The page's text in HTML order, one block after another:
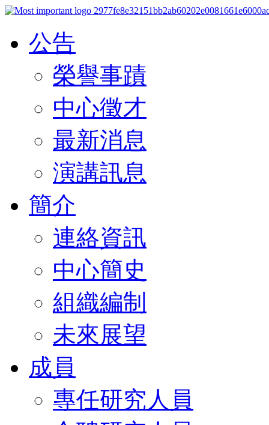
公告
榮譽事蹟
中心徵才
最新消息
演講訊息
簡介
連絡資訊
中心簡史
組織編制
未來展望
成員
專任研究人員